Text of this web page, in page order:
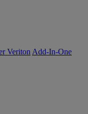
Veriton Add-In-One